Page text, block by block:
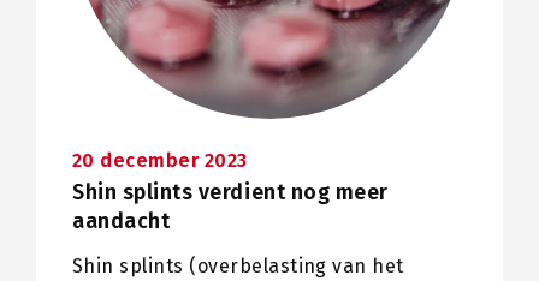
20 december 2023
Shin splints verdient nog meer
aandacht
Shin splints (overbelasting van het